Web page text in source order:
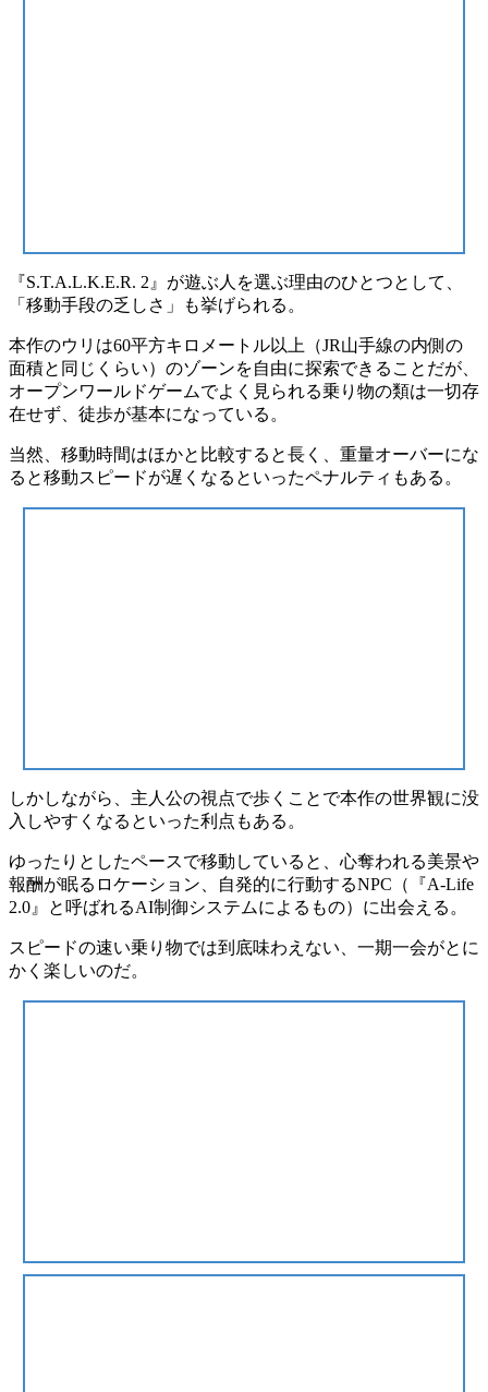
『S.T.A.L.K.E.R. 2』が遊ぶ人を選ぶ理由のひとつとして、
「移動手段の乏しさ」
も挙げられる。
本作のウリは60平方キロメートル以上（JR山手線の内側の
面積と同じくらい） のゾーンを自由に探索できることだが、
オープンワールドゲームでよく見られる乗り物の類は一切存
在せず、 徒歩が基本になっている。
当然、移動時間はほかと比較すると長く、重量オーバーにな
ると移動スピードが遅くなるといったペナルティもある。
しかしながら、 主人公の視点で歩く ことで本作の世界観に没
入しやすくなるといった利点もある。
ゆったりとしたペースで移動していると、 心奪われる美景や
報酬が眠るロケーション、自発的に行動するNPC（『A-Life
2.0』と呼ばれるAI制御システムによるもの）に出会える。
スピードの速い乗り物では到底味わえない、 一期一会がとに
かく楽しいのだ。